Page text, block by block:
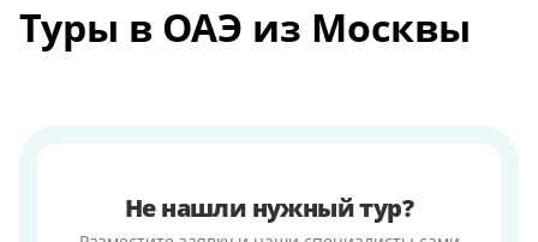
Туры в ОАЭ из Москвы
Не нашли нужный тур?